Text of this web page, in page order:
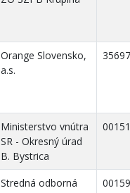
Orange Slovensko,
a.s.
Ministerstvo vnútra
SR - Okresný úrad
B. Bystrica
Stredná odborná